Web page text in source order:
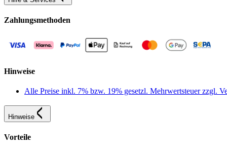
Zahlungsmethoden
Hinweise
Alle Preise inkl. 7% bzw. 19% gesetzl. Mehrwertsteuer zzgl.
Hinweise
Vorteile